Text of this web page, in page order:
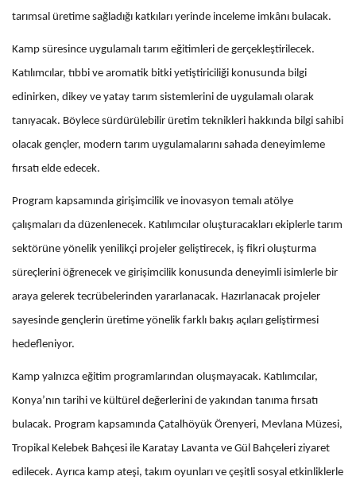
tarımsal üretime sağladığı katkıları yerinde inceleme imkânı bulacak.
Kamp süresince uygulamalı tarım eğitimleri de gerçekleştirilecek.
Katılımcılar, tıbbi ve aromatik bitki yetiştiriciliği konusunda bilgi
edinirken, dikey ve yatay tarım sistemlerini de uygulamalı olarak
tanıyacak. Böylece sürdürülebilir üretim teknikleri hakkında bilgi sahibi
olacak gençler, modern tarım uygulamalarını sahada deneyimleme
fırsatı elde edecek.
Program kapsamında girişimcilik ve inovasyon temalı atölye
çalışmaları da düzenlenecek. Katılımcılar oluşturacakları ekiplerle tarım
sektörüne yönelik yenilikçi projeler geliştirecek, iş fikri oluşturma
süreçlerini öğrenecek ve girişimcilik konusunda deneyimli isimlerle bir
araya gelerek tecrübelerinden yararlanacak. Hazırlanacak projeler
sayesinde gençlerin üretime yönelik farklı bakış açıları geliştirmesi
hedefleniyor.
Kamp yalnızca eğitim programlarından oluşmayacak. Katılımcılar,
Konya’nın tarihi ve kültürel değerlerini de yakından tanıma fırsatı
bulacak. Program kapsamında Çatalhöyük Örenyeri, Mevlana Müzesi,
Tropikal Kelebek Bahçesi ile Karatay Lavanta ve Gül Bahçeleri ziyaret
edilecek. Ayrıca kamp ateşi, takım oyunları ve çeşitli sosyal etkinliklerle